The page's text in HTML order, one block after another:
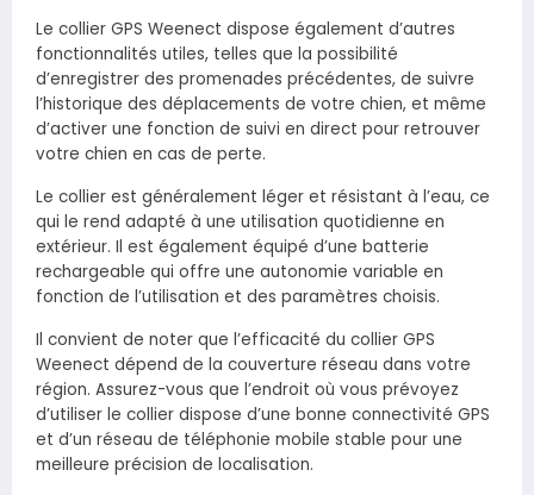
Le collier GPS Weenect dispose également d’autres
fonctionnalités utiles, telles que la possibilité
d’enregistrer des promenades précédentes, de suivre
l’historique des déplacements de votre chien, et même
d’activer une fonction de suivi en direct pour retrouver
votre chien en cas de perte.
Le collier est généralement léger et résistant à l’eau, ce
qui le rend adapté à une utilisation quotidienne en
extérieur. Il est également équipé d’une batterie
rechargeable qui offre une autonomie variable en
fonction de l’utilisation et des paramètres choisis.
Il convient de noter que l’efficacité du collier GPS
Weenect dépend de la couverture réseau dans votre
région. Assurez-vous que l’endroit où vous prévoyez
d’utiliser le collier dispose d’une bonne connectivité GPS
et d’un réseau de téléphonie mobile stable pour une
meilleure précision de localisation.